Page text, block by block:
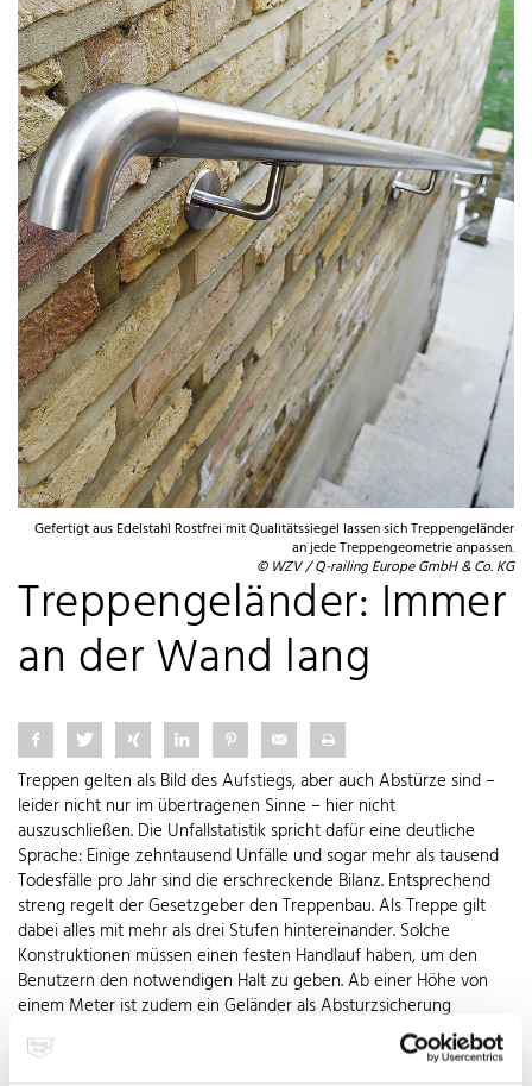
Gefertigt aus Edelstahl Rostfrei mit Qualitätssiegel lassen sich Treppengeländer
an jede Treppengeometrie anpassen.
© WZV / Q-railing Europe GmbH & Co. KG
Treppengeländer: Immer
an der Wand lang
Treppen gelten als Bild des Aufstiegs, aber auch Abstürze sind –
leider nicht nur im übertragenen Sinne – hier nicht
auszuschließen. Die Unfallstatistik spricht dafür eine deutliche
Sprache: Einige zehntausend Unfälle und sogar mehr als tausend
Todesfälle pro Jahr sind die erschreckende Bilanz. Entsprechend
streng regelt der Gesetzgeber den Treppenbau. Als Treppe gilt
dabei alles mit mehr als drei Stufen hintereinander. Solche
Konstruktionen müssen einen festen Handlauf haben, um den
Benutzern den notwendigen Halt zu geben. Ab einer Höhe von
einem Meter ist zudem ein Geländer als Absturzsicherung
vorgeschrieben. Das bedeutet im Klartext, dass zwar jedes
Geländer als Abschluss einen Handlauf hat, aber nicht jeder